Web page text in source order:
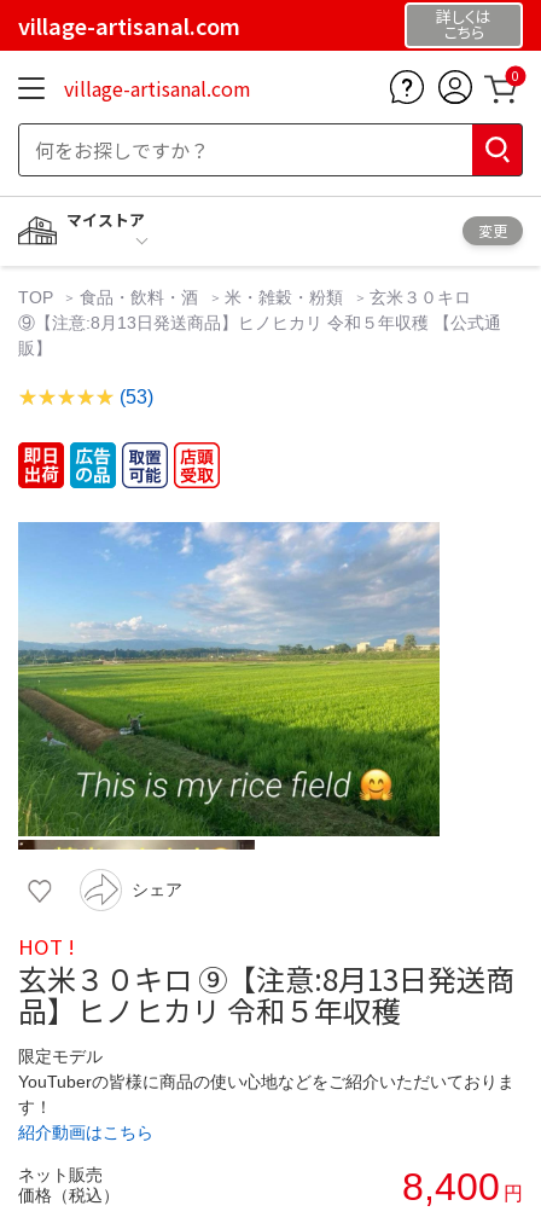
village-artisanal.com 詳しくは
こちら
village-artisanal.com 0
マイストア
変更
TOP 食品・飲料・酒 米・雑穀・粉類
玄米３０キロ
⑨【注意:8月13日発送商品】ヒノヒカリ 令和５年収穫 【公式通
販】
(53)
シェア
HOT !
玄米３０キロ ⑨【注意:8月13日発送商
品】ヒノヒカリ 令和５年収穫
限定モデル
YouTuberの皆様に商品の使い心地などをご紹介いただいておりま
す！
紹介動画はこちら
ネット販売
価格（税込）
8,400 円